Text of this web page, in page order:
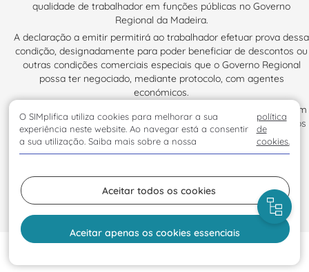
qualidade de trabalhador em funções públicas no Governo
Regional da Madeira.
A declaração a emitir permitirá ao trabalhador efetuar prova dessa
condição, designadamente para poder beneficiar de descontos ou
outras condições comerciais especiais que o Governo Regional
possa ter negociado, mediante protocolo, com agentes
económicos.
Os protocolos ativos e as respetivas condições comerciais podem
ser consultados emhttps://pfp.madeira.gov.pt/Home/Protocolos
Processo de solicitação:
Clique aqui para visualizar o vídeo
O SIMplifica utiliza cookies para melhorar a sua
experiência neste website. Ao navegar está a consentir
a sua utilização. Saiba mais sobre a nossa
política
de
cookies.
Aceitar todos os cookies
Aceitar apenas os cookies essenciais